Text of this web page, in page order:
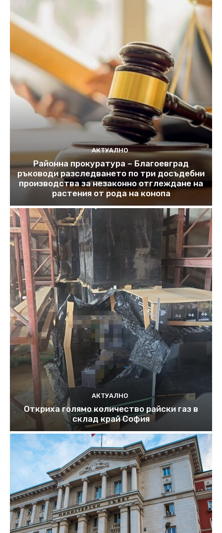
АКТУАЛНО
Районна прокуратура – Благоевград
ръководи разследването по три досъдебни
производства за незаконно отглеждане на
растения от рода на конопа
АКТУАЛНО
Откриха голямо количество райски газ в
склад край София